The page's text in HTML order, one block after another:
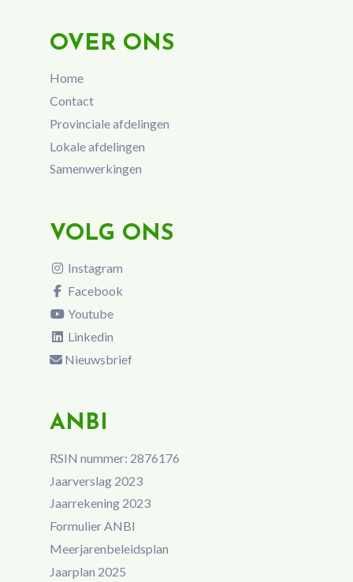
OVER ONS
Home
Contact
Provinciale afdelingen
Lokale afdelingen
Samenwerkingen
VOLG ONS
Instagram
Facebook
Youtube
Linkedin
Nieuwsbrief
ANBI
RSIN nummer: 2876176
Jaarverslag 2023
Jaarrekening 2023
Formulier ANBI
Meerjarenbeleidsplan
Jaarplan 2025